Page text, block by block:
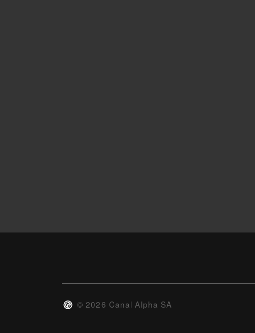
© 2026 Canal Alpha SA